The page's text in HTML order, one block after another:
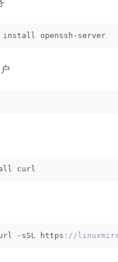
install openssh-server
curl
-sSL https ://